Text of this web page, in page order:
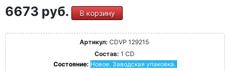
6673 руб. В корзину
Артикул: CDVP 129215
Состав: 1 CD
Состояние: Новое. Заводская упаковка.